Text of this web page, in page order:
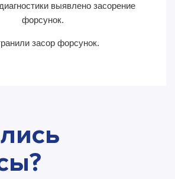
выявлено засорение
форсунок.
засор форсунок.